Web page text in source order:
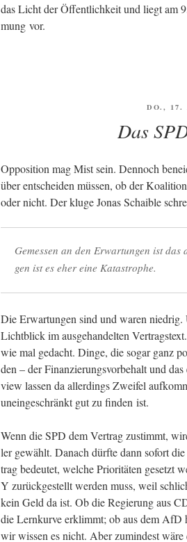
das Licht der Öffent­lich­keit und liegt am
mung vor.
DO., 17.
Das
Oppo­si­ti­on mag Mist sein. Den­noch
über ent­schei­den müs­sen, ob der
oder nicht. Der klu­ge Jonas Schai­b­le
Gemes­sen an den Erwar­tun­gen ist
gen ist es eher eine Katastrophe.
Die Erwar­tun­gen sind und waren nied­rig.
Licht­blick im aus­ge­han­del­ten
wie mal gedacht. Din­ge, die sogar ganz
den – der Finan­zie­rungs­vor­be­halt und
view las­sen da aller­dings Zwei­fel
unein­ge­schränkt gut zu fin­den ist.
Wenn die SPD dem Ver­trag zustimmt,
ler gewählt. Danach dürf­te dann sofort
trag bedeu­tet, wel­che Prio­ri­tä­ten gesetzt
Y zurück­ge­stellt wer­den muss, weil
kein Geld da ist. Ob die Regie­rung aus
die Lern­kur­ve erklimmt; ob aus dem
wir wis­sen es nicht. Aber zumin­dest